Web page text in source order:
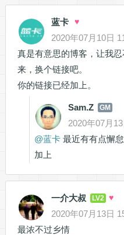
蓝卡 ♥
2020年07月10日
真是有意思的博客，让我
来，换个链接吧。
你的链接已经加上。
Sam.Z GM
2020年07月
@蓝卡最近有有点懈
加上
一介大叔 LV2 ♥
2020年07月13日
最浓不过乡情